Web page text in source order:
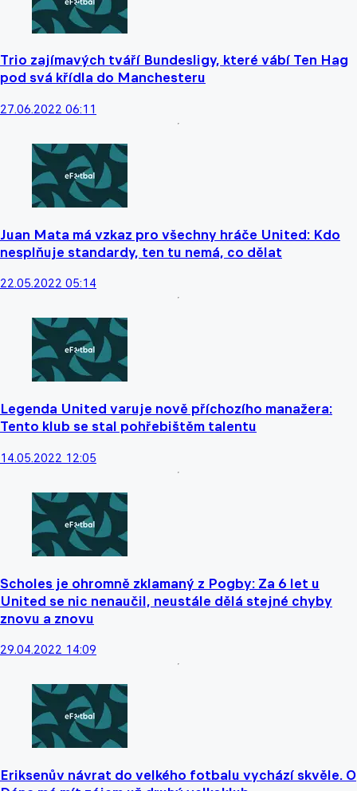
Trio zajímavých tváří Bundesligy, které vábí Ten Hag
pod svá křídla do Manchesteru
27.06.2022 06:11
Juan Mata má vzkaz pro všechny hráče United: Kdo
nesplňuje standardy, ten tu nemá, co dělat
22.05.2022 05:14
Legenda United varuje nově příchozího manažera:
Tento klub se stal pohřebištěm talentu
14.05.2022 12:05
Scholes je ohromně zklamaný z Pogby: Za 6 let u
United se nic nenaučil, neustále dělá stejné chyby
znovu a znovu
29.04.2022 14:09
Eriksenův návrat do velkého fotbalu vychází skvěle. O